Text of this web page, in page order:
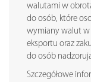
walutami w
do osób, które
wymiany walut w
eksportu oraz
do osób
Szczegółowe